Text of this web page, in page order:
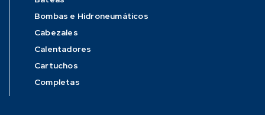
Bombas e Hidroneumáticos
Cabezales
Calentadores
Cartuchos
Completas